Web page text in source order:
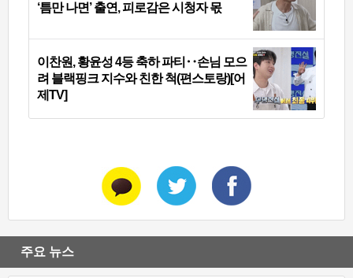
‘틈만 나면’ 출연, 피로감은 시청자 몫
이찬원, 황윤성 4등 축하 파티‥손님 모으
려 블랙핑크 지수와 친한 척(편스토랑)[어
제TV]
주요 뉴스